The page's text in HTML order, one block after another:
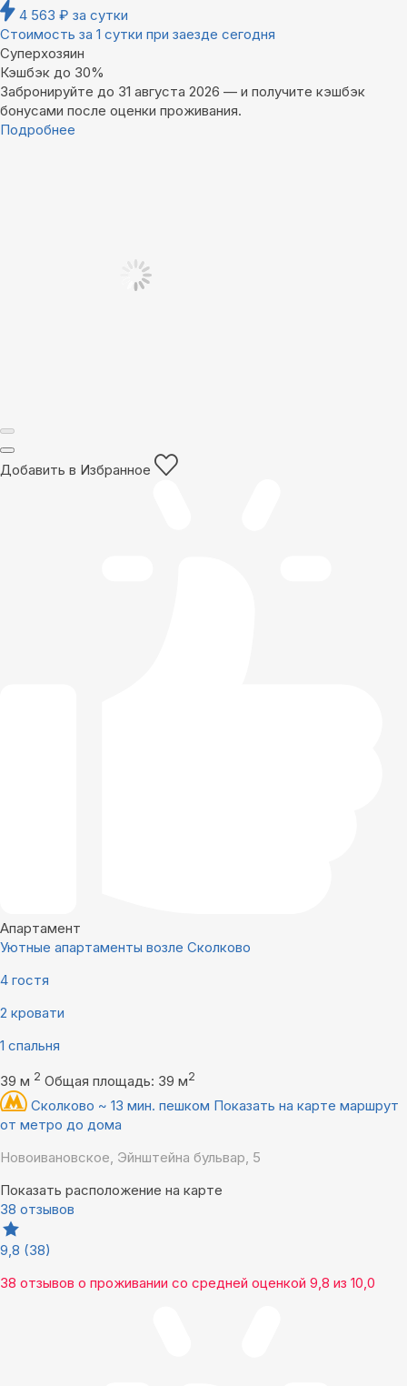
4 563 ₽ за сутки
Стоимость за 1 сутки при заезде сегодня
Суперхозяин
Кэшбэк до 30%
Забронируйте до 31 августа 2026 — и получите кэшбэк
бонусами после оценки проживания.
Подробнее
Добавить в Избранное
Апартамент
Уютные апартаменты возле Сколково
4 гостя
2 кровати
1 спальня
39 м 2 Общая площадь: 39 м2
Сколково ~ 13 мин. пешком Показать на карте маршрут
от метро до дома
Новоивановское, Эйнштейна бульвар, 5
Показать расположение на карте
38 отзывов
9,8 (38)
38 отзывов о проживании со средней оценкой 9,8 из 10,0